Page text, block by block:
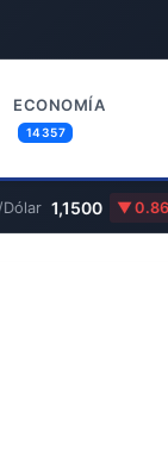
ECONOMÍA
14357
1,1500 0.86%